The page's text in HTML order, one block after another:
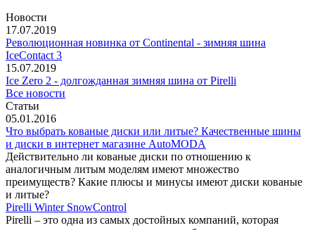
Новости
17.07.2019
Революционная новинка от Continental - зимняя шина
IceContact 3
15.07.2019
Ice Zero 2 - долгожданная зимняя шина от Pirelli
Все новости
Статьи
05.01.2016
Что выбрать кованые диски или литые? Качественные шины
и диски в интернет магазине AutoMODA
Действительно ли кованые диски по отношению к
аналогичным литым моделям имеют множество
преимуществ? Какие плюсы и минусы имеют диски кованые
и литые?
Pirelli Winter SnowControl
Pirelli – это одна из самых достойных компаний, которая